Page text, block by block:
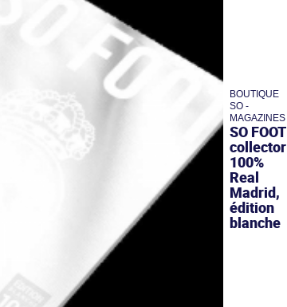
BOUTIQUE
SO -
MAGAZINES
SO FOOT
collector
100%
Real
Madrid,
édition
blanche